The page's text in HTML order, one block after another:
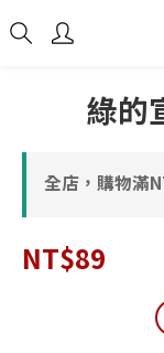
綠的
全店，購物滿
NT$89